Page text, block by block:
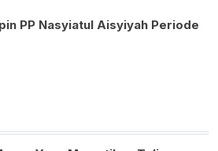
PP Nasyiatul Aisyiyah Periode